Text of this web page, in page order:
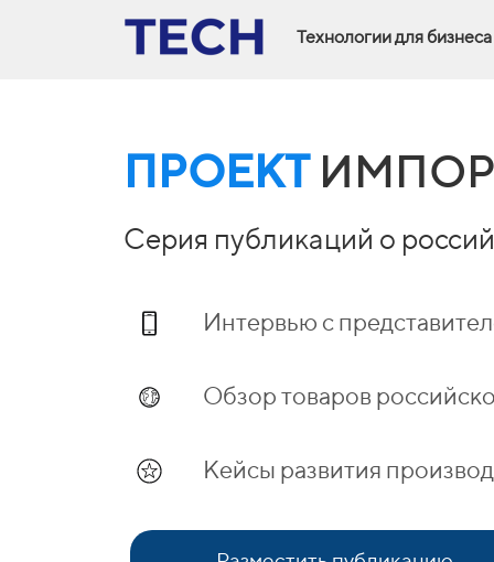
Технологии для бизнеса
ПРОЕКТ
Серия публикаций о
Интервью с
Обзор товаров
Кейсы развития